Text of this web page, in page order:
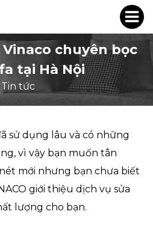
Vinaco chuyên bọc
tại Hà Nội
Tin tức
sử dụng lâu và có những
vì vậy bạn muốn tân
mới nhưng bạn chưa biết
giới thiệu dịch vụ sửa
lượng cho bạn.